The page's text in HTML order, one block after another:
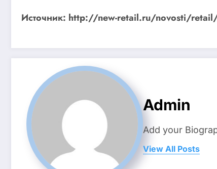
Источник: http://new-retail.ru/novosti/retail/
Admin
Add your
View All Posts